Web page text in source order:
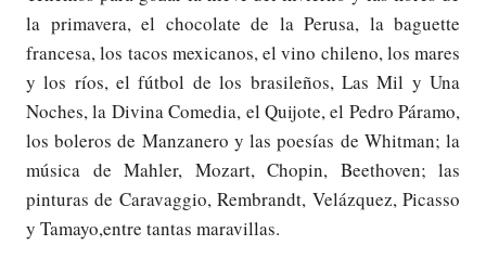
la primavera, el chocolate de la Perusa, la baguette
francesa, los tacos mexicanos, el vino chileno, los mares
y los ríos, el fútbol de los brasileños, Las Mil y Una
Noches, la Divina Comedia, el Quijote, el Pedro Páramo,
los boleros de Manzanero y las poesías de Whitman; la
música de Mahler, Mozart, Chopin, Beethoven; las
pinturas de Caravaggio, Rembrandt, Velázquez, Picasso
y Tamayo,entre tantas maravillas.